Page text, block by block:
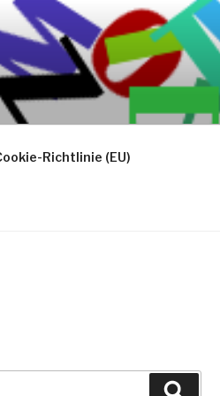
Richtlinie (EU)